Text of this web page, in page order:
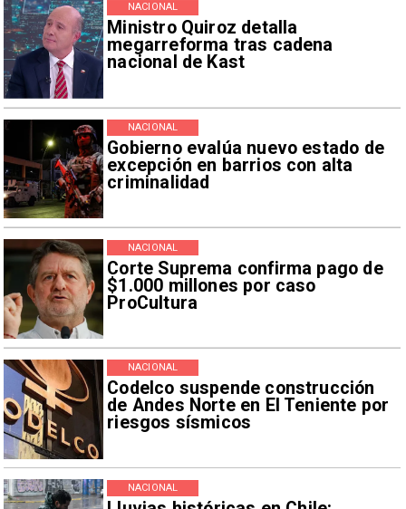
Ministro Quiroz detalla
megarreforma tras cadena
nacional de Kast
NACIONAL
Gobierno evalúa nuevo estado de
excepción en barrios con alta
criminalidad
NACIONAL
Corte Suprema confirma pago de
$1.000 millones por caso
ProCultura
NACIONAL
Codelco suspende construcción
de Andes Norte en El Teniente por
riesgos sísmicos
NACIONAL
NACIONAL